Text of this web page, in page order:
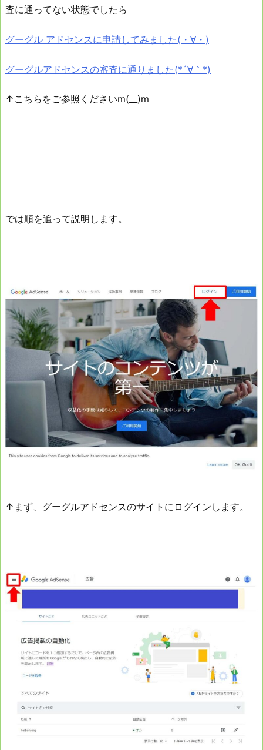
査に通ってない状態でしたら
グーグル アドセンスに申請してみました(・∀・)
グーグルアドセンスの審査に通りました(*´∀｀*)
↑こちらをご参照くださいm(__)m
では順を追って説明します。
↑まず、グーグルアドセンスのサイトにログインします。